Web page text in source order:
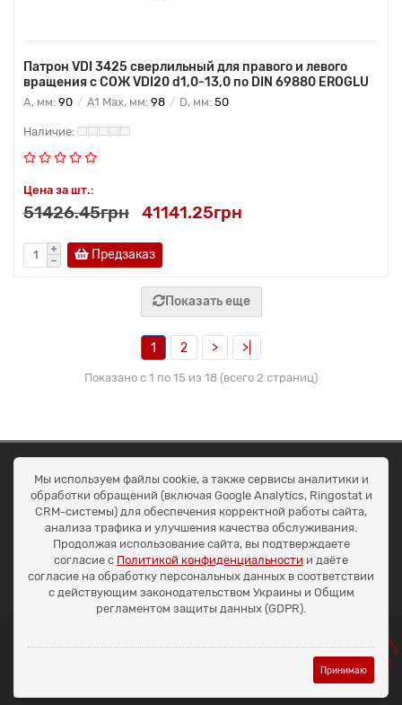
Патрон VDI 3425 сверлильный для правого и левого
вращения с СОЖ VDI20 d1,0-13,0 по DIN 69880 EROGLU
A, мм: 90 A1 Max, мм: 98 D, мм: 50
Цена за шт.:
51426.45грн 41141.25грн
Предзаказ
Показать еще
1 2 > >|
Показано с 1 по 15 из 18 (всего 2 страниц)
ОКЕАН ТРЕЙД
Договір публичної оферти
Доставка та оплата
Наші контакти
Умови повернення
+38 (099) 452-20-02
+38 (098) 492-20-02
office@ocean.biz.ua
Мы используем файлы cookie, а также сервисы аналитики и
обработки обращений (включая Google Analytics, Ringostat и
CRM-системы) для обеспечения корректной работы сайта,
анализа трафика и улучшения качества обслуживания.
Продолжая использование сайта, вы подтверждаете
согласие с Политикой конфиденциальности и даёте
согласие на обработку персональных данных в соответствии
с действующим законодательством Украины и Общим
регламентом защиты данных (GDPR).
Принимаю